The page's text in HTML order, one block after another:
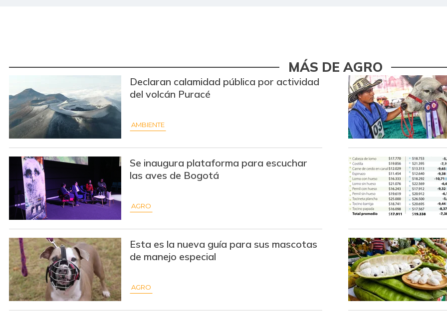
Repollo morado
Tomate chonto
Tomate de árbol
Zanahoria larga vida
FUENTE: SIPSA (Sistema de
MÁS DE AGRO
Declaran calamidad pública por actividad
del volcán Puracé
AMBIENTE
Se inaugura plataforma para escuchar
las aves de Bogotá
AGRO
Esta es la nueva guía para sus mascotas
de manejo especial
AGRO